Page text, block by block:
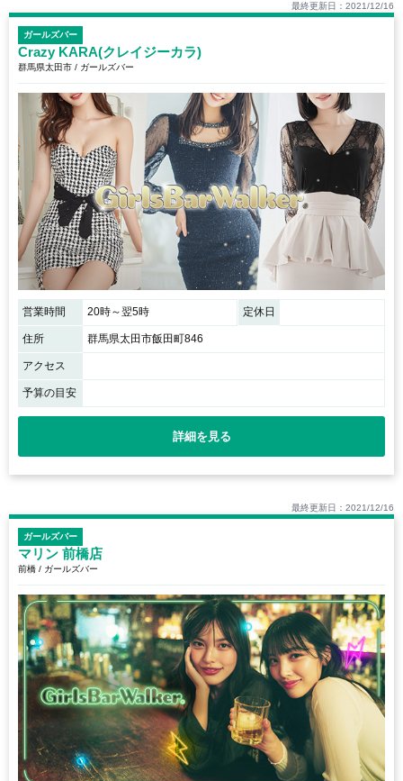
いため、国道122号線などの幹線道路沿いに大型ショッピングモールや飲食店が
ルが高いく、女の子はお姉さん・萌え系・ロリ系・ギャル系とジャンルも様々で
男性客のニーズに合ったエリアとなっています！
最終更新日：2021/12/16
ガールズバー
Crazy KARA(クレイジーカラ)
群馬県太田市 / ガールズバー
営業時間 20時～翌5時 定休日
住所 群馬県太田市飯田町846
アクセス
予算の目安
詳細を見る
最終更新日：2021/12/16
ガールズバー
マリン 前橋店
前橋 / ガールズバー